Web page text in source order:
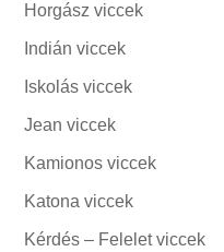
Horgász viccek
Indián viccek
Iskolás viccek
Jean viccek
Kamionos viccek
Katona viccek
Kérdés – Felelet viccek